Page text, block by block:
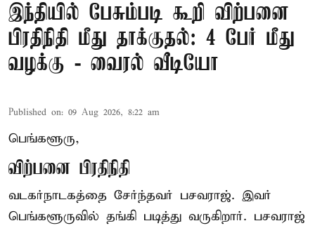
இந்தியில் பேசும்படி கூறி விற்பனை
பிரதிநிதி மீது தாக்குதல்: 4 பேர் மீது
வழக்கு - வைரல் வீடியோ
Published on: 09 Aug 2026, 8:22 am
பெங்களூரு,
விற்பனை பிரதிநிதி
வடகர்நாடகத்தை சேர்ந்தவர் பசவராஜ். இவர்
பெங்களூருவில் தங்கி படித்து வருகிறார். பசவராஜ்